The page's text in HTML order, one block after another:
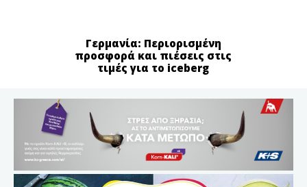
Γερμανία: Περιορισμένη
προσφορά και πιέσεις στις
τιμές για το iceberg